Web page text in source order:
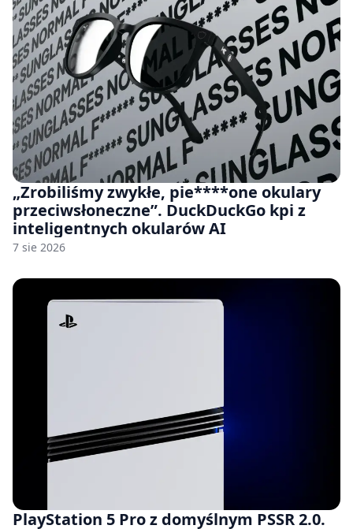
„Zrobiliśmy zwykłe, pie****one okulary
przeciwsłoneczne”. DuckDuckGo kpi z
inteligentnych okularów AI
7 sie 2026
PlayStation 5 Pro z domyślnym PSSR 2.0.